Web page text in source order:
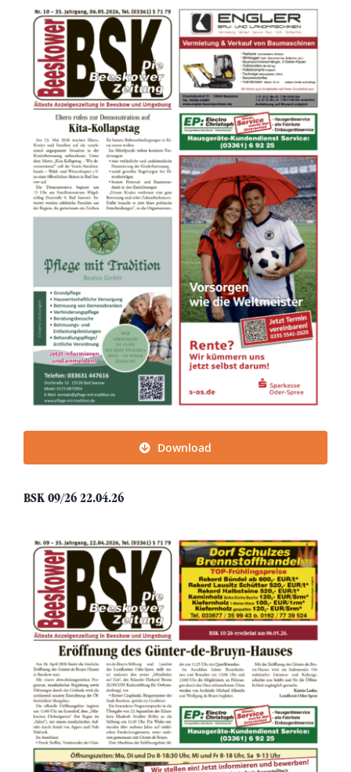
Download
BSK 09/26 22.04.26